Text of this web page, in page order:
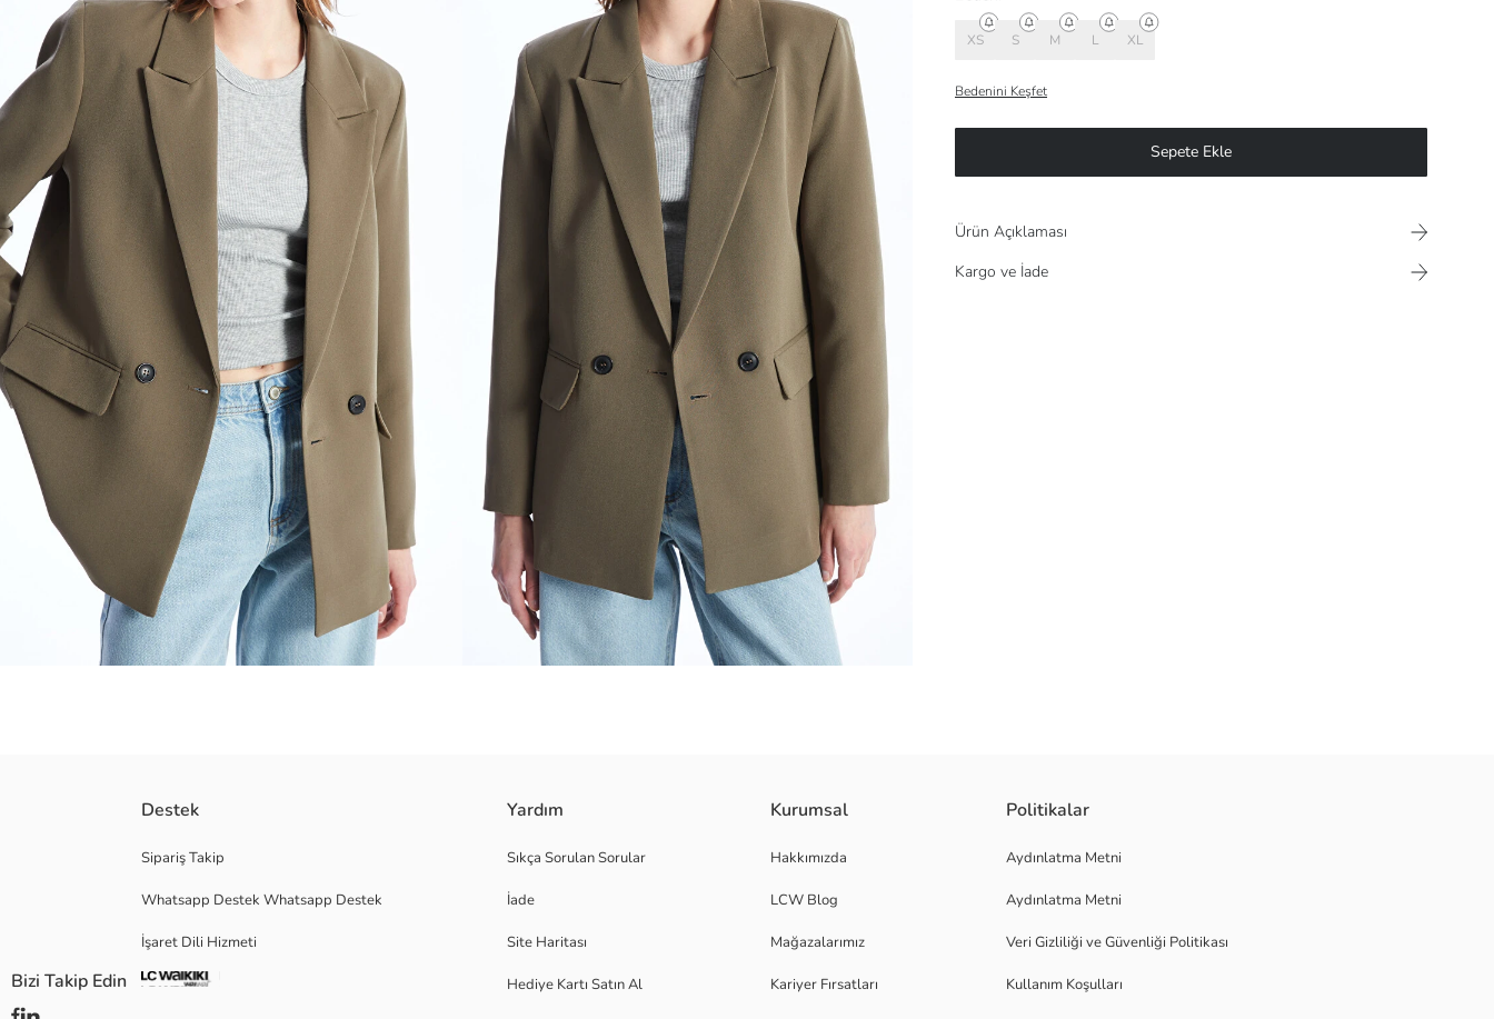
XS S M L XL
Bedenini Keşfet
Sepete Ekle
Ürün Açıklaması
Kargo ve İade
Satıcı:
Marka:
Destek
Sipariş Takip
Whatsapp Destek Whatsapp Destek
İşaret Dili Hizmeti
Yardım
Sıkça Sorulan Sorular
İade
Site Haritası
Hediye Kartı Satın Al
Kurumsal
Hakkımızda
LCW Blog
Mağazalarımız
Kariyer Fırsatları
Politikalar
Aydınlatma Metni
Aydınlatma Metni
Veri Gizliliği ve Güvenliği Politikası
Kullanım Koşulları
Bizi Takip Edin